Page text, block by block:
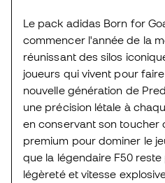
Le pack adidas Born for
commencer l'année de la
réunissant des silos
joueurs qui vivent pour
nouvelle génération de
une précision létale à
en conservant son toucher
premium pour dominer le
que la légendaire F50
légèreté et vitesse